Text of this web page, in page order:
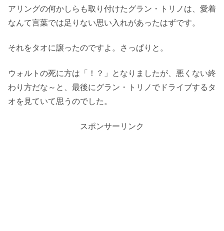
アリングの何かしらも取り付けたグラン・トリノは、愛着
なんて言葉では足りない思い入れがあったはずです。
それをタオに譲ったのですよ。さっぱりと。
ウォルトの死に方は「！？」となりましたが、悪くない終
わり方だな～と、最後にグラン・トリノでドライブするタ
オを見ていて思うのでした。
スポンサーリンク